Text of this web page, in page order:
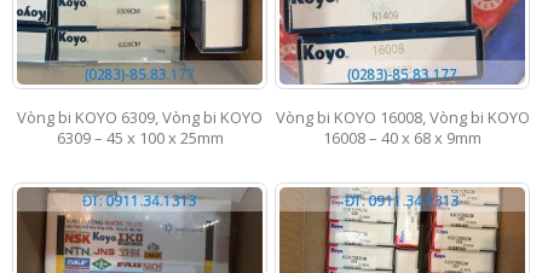
Vòng bi KOYO 6309, Vòng bi KOYO
6309 – 45 x 100 x 25mm
Vòng bi KOYO 16008, Vòng bi KOYO
16008 – 40 x 68 x 9mm